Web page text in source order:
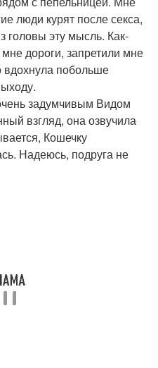
люди курят после секса,
головы эту мысль. Как-
дороги, запретили мне
вдохнула побольше
задумчивым Видом
взгляд, она озвучила
Кошечку
Надеюсь, подруга не